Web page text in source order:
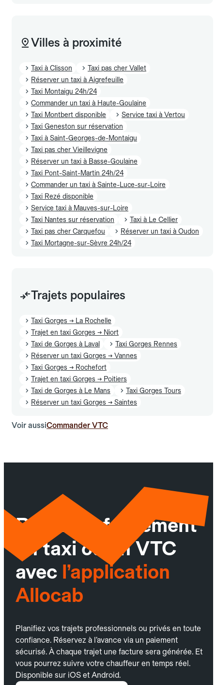
Villes à proximité
Taxi à Clisson
Taxi pas cher Vallet
Réserver un taxi à Aigrefeuille
Taxi Montaigu 24h/24
Commander un taxi à Haute-Goulaine
Taxi Montbert disponible
Service taxi à Vertou
Taxi Geneston sur réservation
Taxi à Saint-Georges-de-Montaigu
Taxi pas cher Vieillevigne
Réserver un taxi à Basse-Goulaine
Taxi Pont-Saint-Martin 24h/24
Commander un taxi à Sainte-Luce-sur-Loire
Taxi Rezé disponible
Service taxi à Mauves-sur-Loire
Taxi Nantes sur réservation
Taxi à Le Cellier
Taxi pas cher Carquefou
Réserver un taxi à Oudon
Taxi Mortagne-sur-Sèvre 24h/24
Trajets populaires
Taxi Gorges → La Rochelle
Trajet en taxi Gorges → Niort
Taxi de Gorges à Laval
Taxi Gorges Rennes
Réserver un taxi Gorges → Vannes
Taxi Gorges → Rochefort
Trajet en taxi Gorges → Poitiers
Taxi de Gorges à Le Mans
Taxi Gorges Tours
Réserver un taxi Gorges → Saintes
Voir aussiCommander VTC
Réservez facilement
un taxi ou un VTC
avec l’application
Allocab
Planifiez vos trajets professionnels ou privés en toute
confiance. Réservez à l’avance via un paiement
sécurisé. À chaque trajet une facture sera générée. Et
vous pourrez suivre votre chauffeur en temps réel.
Disponible sur iOS et Android.